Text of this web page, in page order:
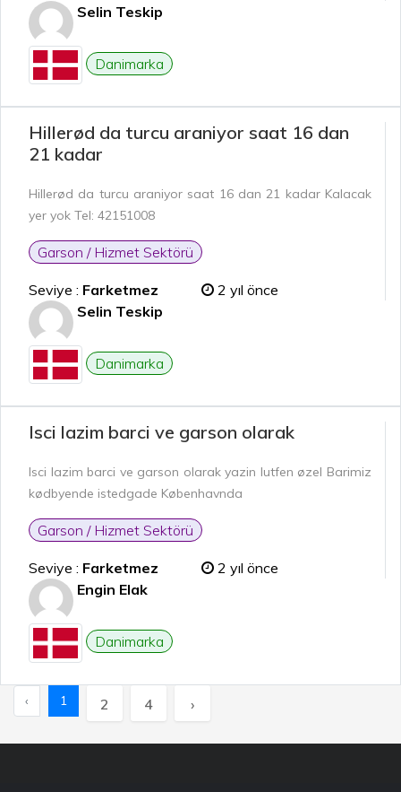
Selin Teskip
Danimarka
Hillerød da turcu araniyor saat 16 dan
21 kadar
Hillerød da turcu araniyor saat 16 dan 21 kadar Kalacak
yer yok Tel: 42151008
Garson / Hizmet Sektörü
Seviye : Farketmez
2 yıl önce
Selin Teskip
Danimarka
Isci lazim barci ve garson olarak
Isci lazim barci ve garson olarak yazin lutfen øzel Barimiz
kødbyende istedgade Københavnda
Garson / Hizmet Sektörü
Seviye : Farketmez
2 yıl önce
Engin Elak
Danimarka
‹ 1 2 4 ›